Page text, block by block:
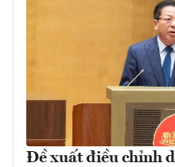
Đề xuất điều chỉnh